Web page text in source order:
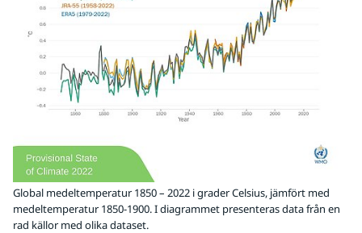
Global medeltemperatur 1850 – 2022 i grader Celsius, jämfört med
medeltemperatur 1850-1900. I diagrammet presenteras data från en
rad källor med olika dataset.